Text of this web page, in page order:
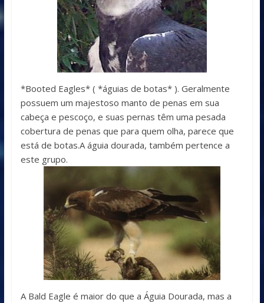
*Booted Eagles* ( *águias de botas* ). Geralmente
possuem um majestoso manto de penas em sua
cabeça e pescoço, e suas pernas têm uma pesada
cobertura de penas que para quem olha, parece que
está de botas.A águia dourada, também pertence a
este grupo.
A Bald Eagle é maior do que a Águia Dourada, mas a